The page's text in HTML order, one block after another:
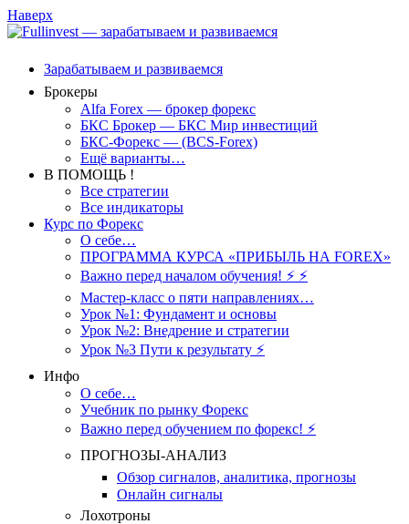
Наверх
Зарабатываем и развиваемся
Брокеры
Alfa Forex — брокер форекс
БКС Брокер — БКС Мир инвестиций
БКС-Форекс — (BCS-Forex)
Ещё варианты…
В ПОМОЩЬ !
Все стратегии
Все индикаторы
Курс по Форекс
О себе…
ПРОГРАММА КУРСА «ПРИБЫЛЬ НА FOREX»
Важно перед началом обучения! ⚡ ⚡
Мастер-класс о пяти направлениях…
Урок №1: Фундамент и основы
Урок №2: Внедрение и стратегии
Урок №3 Пути к результату ⚡️
Инфо
О себе…
Учебник по рынку Форекс
Важно перед обучением по форекс! ⚡
ПРОГНОЗЫ-АНАЛИЗ
Обзор сигналов, аналитика, прогнозы
Онлайн сигналы
Лохотроны